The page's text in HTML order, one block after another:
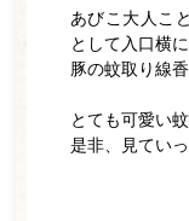
あびこ大人こ
として入口横に
豚の蚊取り線
とても可愛い
是非、見てい